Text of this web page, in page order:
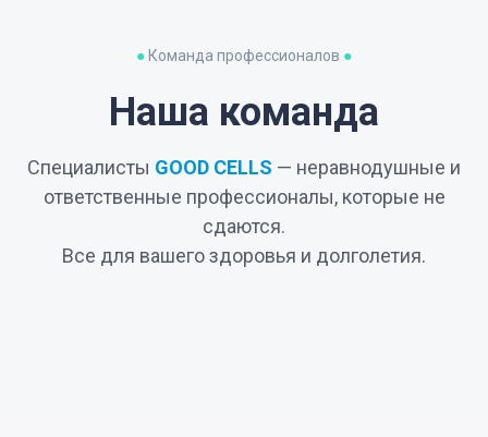
●Команда профессионалов ●
Наша команда
Специалисты GOOD CELLS — неравнодушные и
ответственные профессионалы, которые не
сдаются.
Все для вашего здоровья и долголетия.